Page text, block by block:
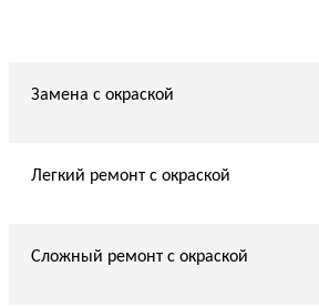
Замена с окраской
Легкий ремонт с окраской
Сложный ремонт с окраской